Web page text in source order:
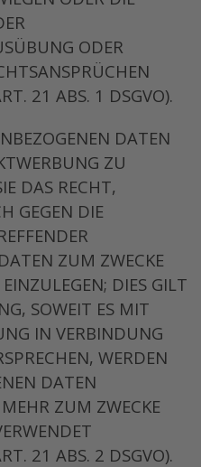
ODER
21 ABS. 1 DSGVO).
DATEN
ZU
DAS RECHT,
GEGEN DIE
ZUM ZWECKE
DIES GILT
SOWEIT ES MIT
IN VERBINDUNG
WERDEN
DATEN
ZUM ZWECKE
21 ABS. 2 DSGVO).